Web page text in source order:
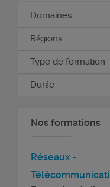
Domaines
Régions
Type de formation
Durée
Nos formations
Réseaux -